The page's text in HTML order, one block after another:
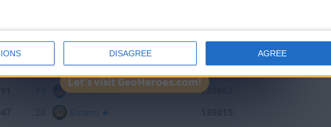
DISAGREE AGREE
18
Gergin
140327
Loredana
139667
20
Baserri
Let's visit GeoHeroes.com!